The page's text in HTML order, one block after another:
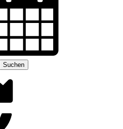
Suchen